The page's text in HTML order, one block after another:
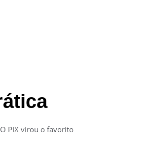
PIX virou o favorito